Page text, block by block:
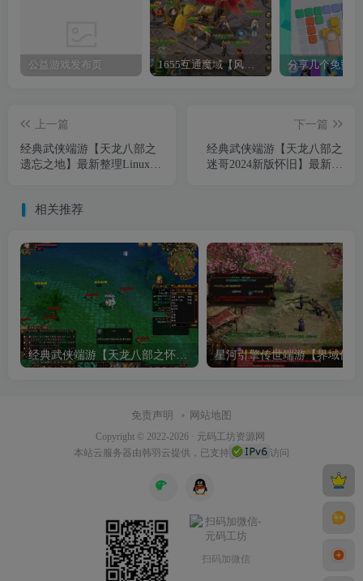
公益游戏发布页 1655互通魔域【风雪天下第二季】最新整理Win系半手工服务端+本地验证+本地注册+全套工具+详细搭建教程
上一篇
经典武侠端游【天龙八部之
遗忘之地】最新整理Linux手
下一篇
经典武侠端游【天龙八部之
迷哥2024新版怀旧】最新整
相关推荐
经典武侠端游【天龙八部之怀旧武道二兽魂版】最新整理Linux手工服务端+PC客户端+GM工具+详细搭建教程
免责声明 网站地图
Copyright © 2022-2026 · 元码工坊资源网
本站云服务器由韩羽云提供，已支持 访问
扫码加微信